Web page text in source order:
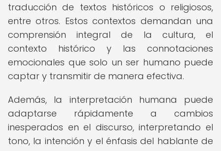
traducción de textos históricos o religiosos,
entre otros. Estos contextos demandan una
comprensión integral de la cultura, el
contexto histórico y las connotaciones
emocionales que solo un ser humano puede
captar y transmitir de manera efectiva.
Además, la interpretación humana puede
adaptarse rápidamente a cambios
inesperados en el discurso, interpretando el
tono, la intención y el énfasis del hablante de